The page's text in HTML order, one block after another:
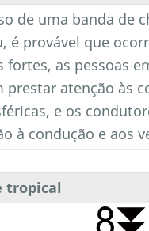
de uma banda de
é provável que
fortes, as pessoas
prestar atenção às
e os
à condução e aos
tropical